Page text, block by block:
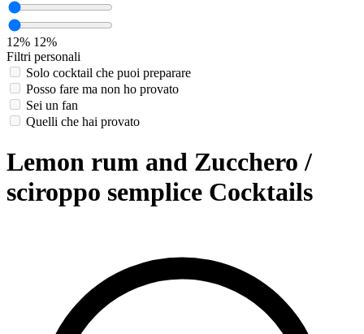
12% 12%
Filtri personali
Solo cocktail che puoi preparare
Posso fare ma non ho provato
Sei un fan
Quelli che hai provato
Lemon rum and Zucchero /
sciroppo semplice Cocktails